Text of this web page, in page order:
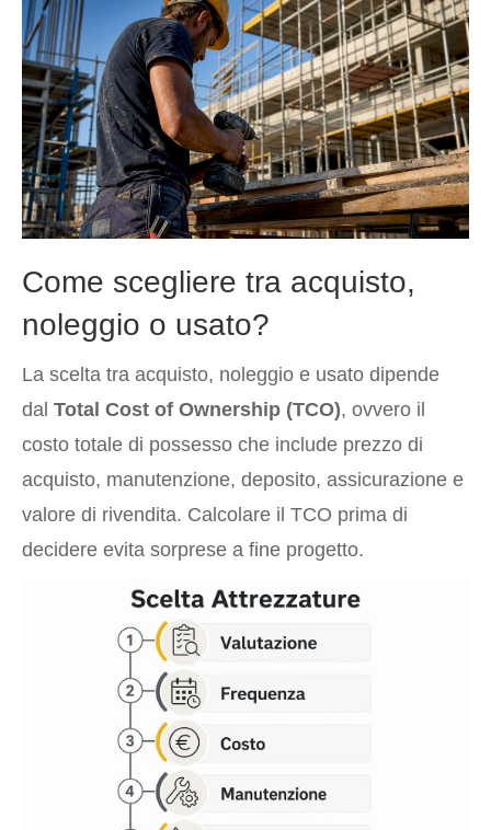
Come scegliere tra acquisto,
noleggio o usato?
La scelta tra acquisto, noleggio e usato dipende
dal Total Cost of Ownership (TCO), ovvero il
costo totale di possesso che include prezzo di
acquisto, manutenzione, deposito, assicurazione e
valore di rivendita. Calcolare il TCO prima di
decidere evita sorprese a fine progetto.